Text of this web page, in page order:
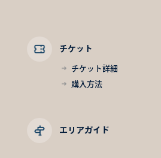
チケット
チケット詳細
購入方法
エリアガイド